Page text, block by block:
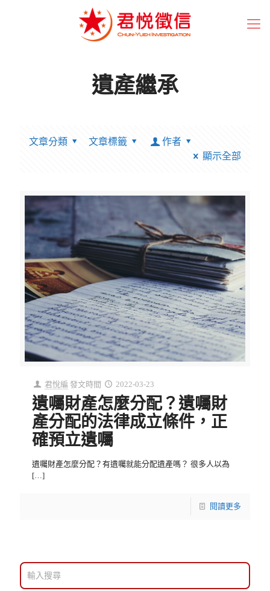
遺產繼承
文章分類 文章標籤
作者
顯示全部
君悅編 發文時間 2022-03-23
遺囑財產怎麼分配？遺囑財
產分配的法律成立條件，正
確預立遺囑
遺囑財產怎麼分配？有遺囑就能分配遺產嗎？ 很多人以為
[…]
閱讀更多